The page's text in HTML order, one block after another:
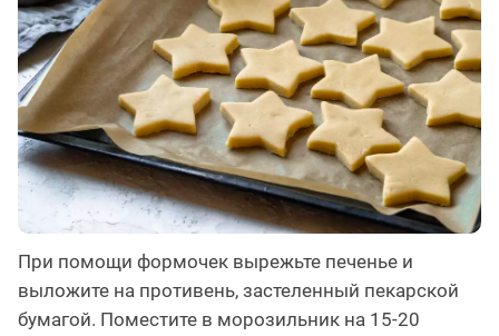
При помощи формочек вырежьте печенье и
выложите на противень, застеленный пекарской
бумагой. Поместите в морозильник на 15-20